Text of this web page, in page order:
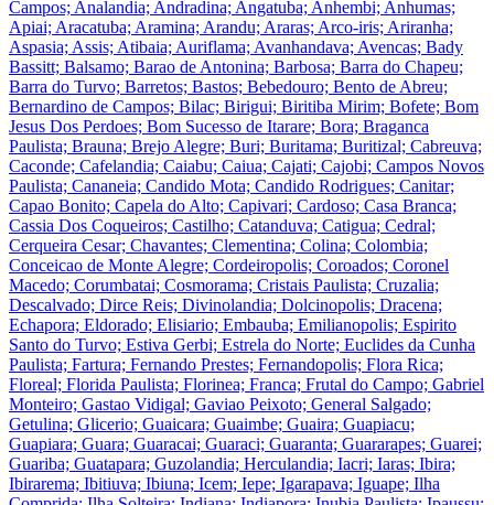
Campos; Analandia; Andradina; Angatuba; Anhembi; Anhumas;
Apiai; Aracatuba; Aramina; Arandu; Araras; Arco-iris; Ariranha;
Aspasia; Assis; Atibaia; Auriflama; Avanhandava; Avencas; Bady
Bassitt; Balsamo; Barao de Antonina; Barbosa; Barra do Chapeu;
Barra do Turvo; Barretos; Bastos; Bebedouro; Bento de Abreu;
Bernardino de Campos; Bilac; Birigui; Biritiba Mirim; Bofete; Bom
Jesus Dos Perdoes; Bom Sucesso de Itarare; Bora; Braganca
Paulista; Brauna; Brejo Alegre; Buri; Buritama; Buritizal; Cabreuva;
Caconde; Cafelandia; Caiabu; Caiua; Cajati; Cajobi; Campos Novos
Paulista; Cananeia; Candido Mota; Candido Rodrigues; Canitar;
Capao Bonito; Capela do Alto; Capivari; Cardoso; Casa Branca;
Cassia Dos Coqueiros; Castilho; Catanduva; Catigua; Cedral;
Cerqueira Cesar; Chavantes; Clementina; Colina; Colombia;
Conceicao de Monte Alegre; Cordeiropolis; Coroados; Coronel
Macedo; Corumbatai; Cosmorama; Cristais Paulista; Cruzalia;
Descalvado; Dirce Reis; Divinolandia; Dolcinopolis; Dracena;
Echapora; Eldorado; Elisiario; Embauba; Emilianopolis; Espirito
Santo do Turvo; Estiva Gerbi; Estrela do Norte; Euclides da Cunha
Paulista; Fartura; Fernando Prestes; Fernandopolis; Flora Rica;
Floreal; Florida Paulista; Florinea; Franca; Frutal do Campo; Gabriel
Monteiro; Gastao Vidigal; Gaviao Peixoto; General Salgado;
Getulina; Glicerio; Guaicara; Guaimbe; Guaira; Guapiacu;
Guapiara; Guara; Guaracai; Guaraci; Guaranta; Guararapes; Guarei;
Guariba; Guatapara; Guzolandia; Herculandia; Iacri; Iaras; Ibira;
Ibirarema; Ibitiuva; Ibiuna; Icem; Iepe; Igarapava; Iguape; Ilha